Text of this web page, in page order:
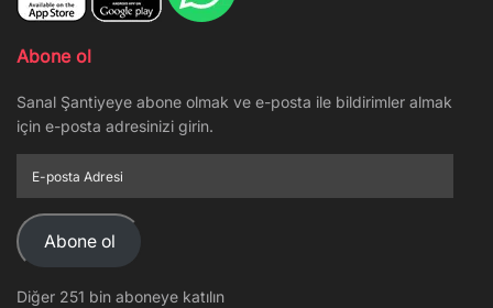
Abone ol
Sanal Şantiyeye abone olmak ve e-posta ile bildirimler almak
için e-posta adresinizi girin.
posta
Adresi
Abone ol
Diğer 251 bin aboneye katılın